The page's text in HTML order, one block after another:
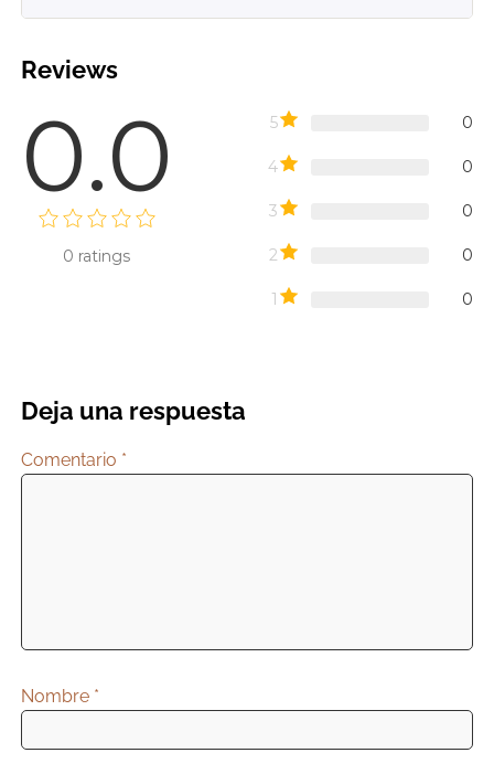
Reviews
0.0
0 ratings
5 0
4 0
3 0
2 0
1 0
Deja una respuesta
Comentario *
Nombre *